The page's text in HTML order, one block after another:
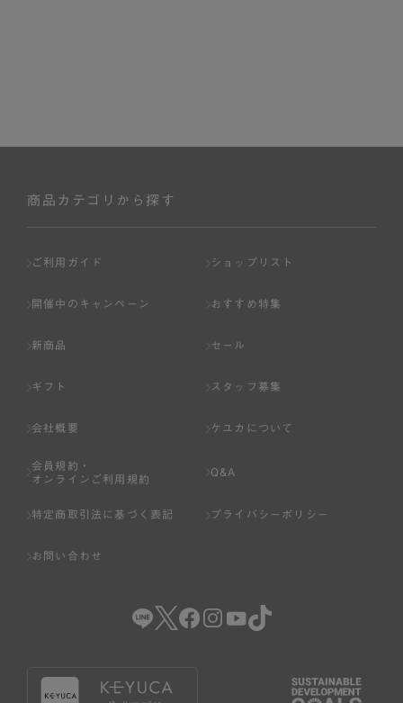
商品カテゴリから探す
ご利用ガイド ショップリスト
開催中のキャンペーン おすすめ特集
新商品 セール
ギフト スタッフ募集
会社概要 ケユカについて
会員規約・
オンラインご利用規約
Q&A
特定商取引法に基づく表記 プライバシーポリシー
お問い合わせ